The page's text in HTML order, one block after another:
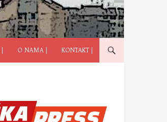
O NAMA | KONTAKT |